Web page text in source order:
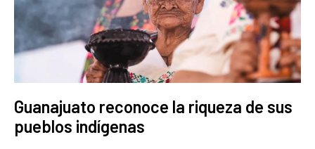
Guanajuato reconoce la riqueza de sus
pueblos indígenas